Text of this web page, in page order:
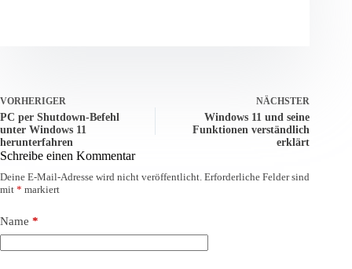
VORHERIGER
PC per Shutdown-Befehl
unter Windows 11
herunterfahren
NÄCHSTER
Windows 11 und seine
Funktionen verständlich
erklärt
Schreibe einen Kommentar
Deine E-Mail-Adresse wird nicht veröffentlicht. Erforderliche Felder sind
mit * markiert
Name *